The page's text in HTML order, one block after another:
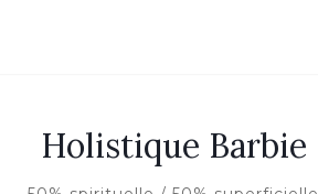
Holistique Barbie